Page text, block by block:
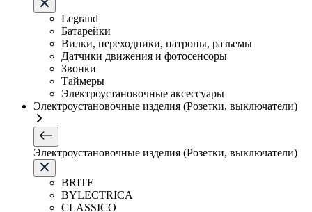
Legrand
Батарейки
Вилки, переходники, патроны, разъемы
Датчики движения и фотосенсоры
Звонки
Таймеры
Электроустановочные аксессуары
Электроустановочные изделия (Розетки, выключатели)
Электроустановочные изделия (Розетки, выключатели)
BRITE
BYLECTRICA
CLASSICO